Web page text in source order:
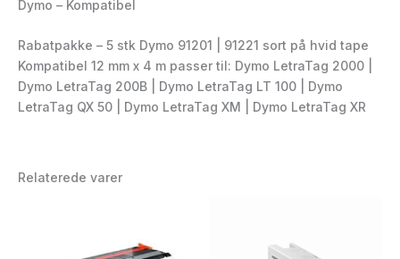
Dymo – Kompatibel
Rabatpakke – 5 stk Dymo 91201 | 91221 sort på hvid tape
Kompatibel 12 mm x 4 m passer til: Dymo LetraTag 2000 |
Dymo LetraTag 200B | Dymo LetraTag LT 100 | Dymo
LetraTag QX 50 | Dymo LetraTag XM | Dymo LetraTag XR
Relaterede varer